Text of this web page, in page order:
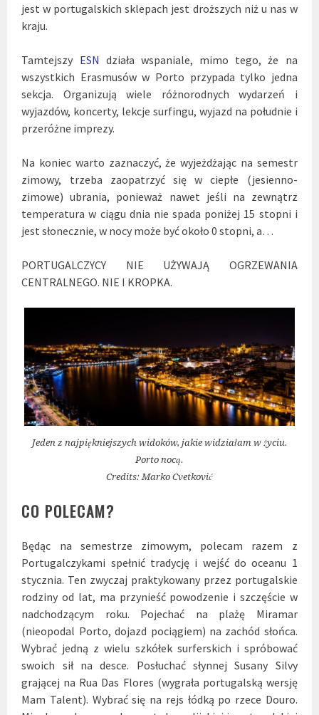
jest w portugalskich sklepach jest droższych niż u nas w
kraju.
Tamtejszy ESN działa wspaniale, mimo tego, że na
wszystkich Erasmusów w Porto przypada tylko jedna
sekcja. Organizują wiele różnorodnych wydarzeń i
wyjazdów, koncerty, lekcje surfingu, wyjazd na południe i
przeróżne imprezy.
Na koniec warto zaznaczyć, że wyjeżdżając na semestr
zimowy, trzeba zaopatrzyć się w ciepłe (jesienno-
zimowe) ubrania, ponieważ nawet jeśli na zewnątrz
temperatura w ciągu dnia nie spada poniżej 15 stopni i
jest słonecznie, w nocy może być około 0 stopni, a…
PORTUGALCZYCY NIE UŻYWAJĄ OGRZEWANIA
CENTRALNEGO. NIE I KROPKA.
Jeden z najpiękniejszych widoków, jakie widziałam w życiu.
Porto nocą.
Credits: Marko Cvetković
CO POLECAM?
Będąc na semestrze zimowym, polecam razem z
Portugalczykami spełnić tradycję i wejść do oceanu 1
stycznia. Ten zwyczaj praktykowany przez portugalskie
rodziny od lat, ma przynieść powodzenie i szczęście w
nadchodzącym roku. Pojechać na plażę Miramar
(nieopodal Porto, dojazd pociągiem) na zachód słońca.
Wybrać jedną z wielu szkółek surferskich i spróbować
swoich sił na desce. Posłuchać słynnej Susany Silvy
grającej na Rua Das Flores (wygrała portugalską wersję
Mam Talent). Wybrać się na rejs łódką po rzece Douro.